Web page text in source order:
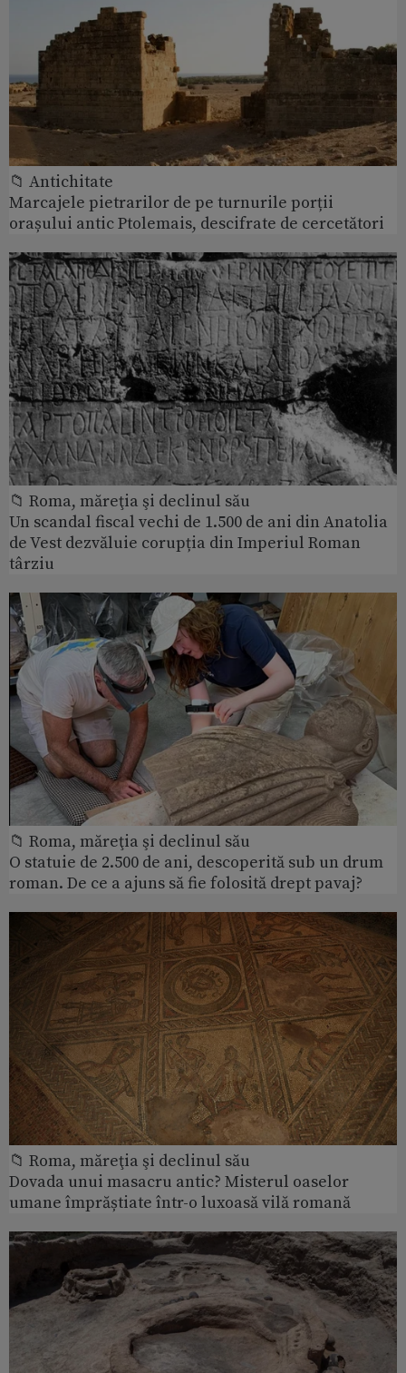
📁 Antichitate
Marcajele pietrarilor de pe turnurile porții
orașului antic Ptolemais, descifrate de cercetători
📁 Roma, măreţia şi declinul său
Un scandal fiscal vechi de 1.500 de ani din Anatolia
de Vest dezvăluie corupția din Imperiul Roman
târziu
📁 Roma, măreţia şi declinul său
O statuie de 2.500 de ani, descoperită sub un drum
roman. De ce a ajuns să fie folosită drept pavaj?
📁 Roma, măreţia şi declinul său
Dovada unui masacru antic? Misterul oaselor
umane împrăștiate într-o luxoasă vilă romană